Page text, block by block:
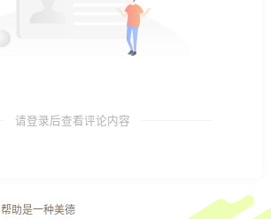
请登录后查看评论内容
帮助是一种美德